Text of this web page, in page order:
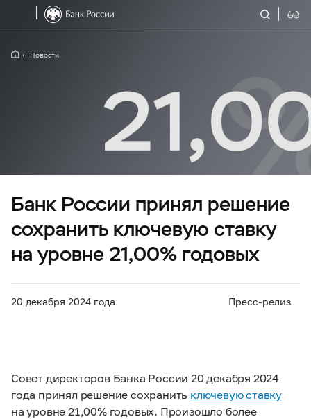
Новости
Банк России принял решение
сохранить ключевую ставку
на уровне 21,00% годовых
20 декабря 2024 года Пресс-релиз
Совет директоров Банка России 20 декабря 2024
года принял решение сохранить ключевую ставку
на уровне 21,00% годовых. Произошло более